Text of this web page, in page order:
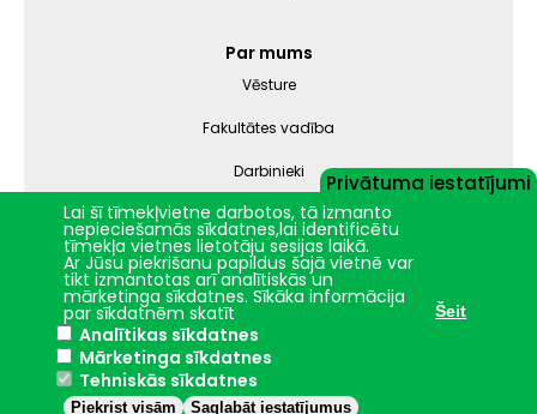
Par mums
Vēsture
Fakultātes vadība
Darbinieki
Struktūrvienības
Nāc studēt
Jelgava
2024 © LBTU ITZAC
Privātuma iestatījumi
Lai šī tīmekļvietne darbotos, tā izmanto
nepieciešamās sīkdatnes,lai identificētu
tīmekļa vietnes lietotāju sesijas laikā.
Ar Jūsu piekrišanu papildus šajā vietnē var
tikt izmantotas arī analītiskās un
mārketinga sīkdatnes. Sīkāka informācija
par sīkdatnēm skatīt Šeit
Analītikas sīkdatnes
Mārketinga sīkdatnes
Tehniskās sīkdatnes
Saglabāt iestatījumus
Piekrist visām